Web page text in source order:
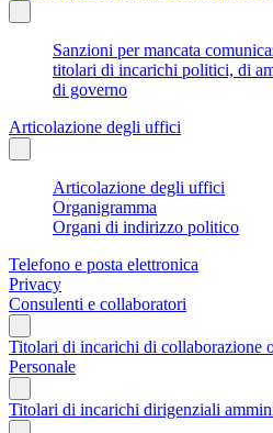
Sanzioni per mancata
titolari di incarichi politici, di
di governo
Articolazione degli uffici
Articolazione degli uffici
Organigramma
Organi di indirizzo politico
Telefono e posta elettronica
Privacy
Consulenti e collaboratori
Titolari di incarichi di collaborazione
Personale
Titolari di incarichi dirigenziali